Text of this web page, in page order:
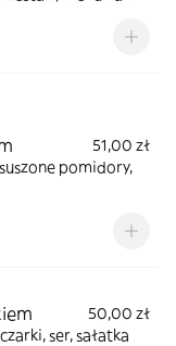
51,00 zł
pomidory,
50,00 zł
ser, sałatka